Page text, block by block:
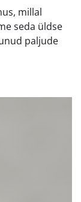
millal
seda üldse
paljude